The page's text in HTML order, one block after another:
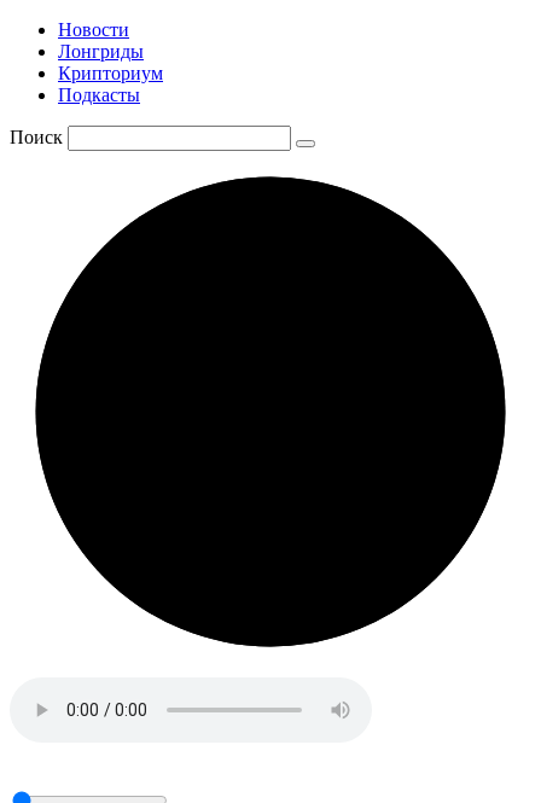
Новости
Лонгриды
Крипториум
Подкасты
Поиск